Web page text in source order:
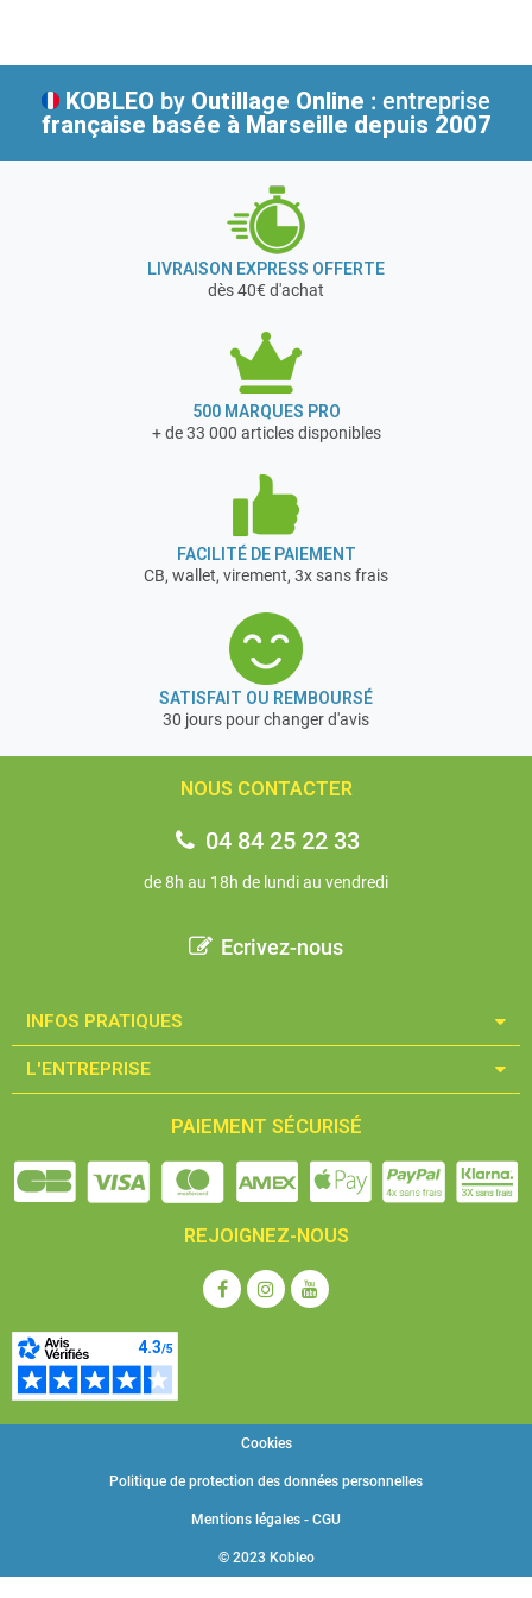
KOBLEO by Outillage Online : entreprise
française basée à Marseille depuis 2007
LIVRAISON EXPRESS OFFERTE
dès 40€ d'achat
500 MARQUES PRO
+ de 33 000 articles disponibles
FACILITÉ DE PAIEMENT
CB, wallet, virement, 3x sans frais
SATISFAIT OU REMBOURSÉ
30 jours pour changer d'avis
NOUS CONTACTER
04 84 25 22 33
de 8h au 18h de lundi au vendredi
Ecrivez-nous
INFOS PRATIQUES​
L'ENTREPRISE​
PAIEMENT SÉCURISÉ
REJOIGNEZ-NOUS
© 2023 Kobleo
Mentions légales - CGU
Politique de protection des données personnelles
Cookies